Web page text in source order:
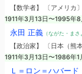
【数学者】 〔アメリカ〕
1911年3月13日〜1995年
永田 正義（ながた・まさ
【政治家】 〔日本（熊
1911年3月13日〜1986年1
Ｌ＝ロン＝ハバード